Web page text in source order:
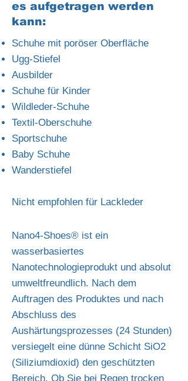
es aufgetragen werden
kann:
Schuhe mit poröser Oberfläche
Ugg-Stiefel
Ausbilder
Schuhe für Kinder
Wildleder-Schuhe
Textil-Oberschuhe
Sportschuhe
Baby Schuhe
Wanderstiefel
Nicht empfohlen für Lackleder
Nano4-Shoes® ist ein
wasserbasiertes
Nanotechnologieprodukt und absolut
umweltfreundlich. Nach dem
Auftragen des Produktes und nach
Abschluss des
Aushärtungsprozesses (24 Stunden)
versiegelt eine dünne Schicht SiO2
(Siliziumdioxid) den geschützten
Bereich. Ob Sie bei Regen trocken